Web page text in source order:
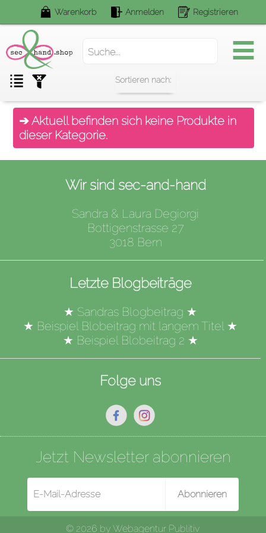
Warenkorb Anmelden Registrieren
➔ Aktuell befinden sich keine Produkte in
dieser Kategorie.
Wir sind sec-and-hand
Sandra & Laura Degiorgi
Bottigenstrasse 27
3018 Bern
Letzte Blogbeiträge
★ Sandras Blogbeitrag ★
★ Beispiel Blobeitrag mit langem Titel★
★ Beispiel Blobeitrag 2 ★
Folge uns
Jetzt Newsletter abonnieren
Abonnieren
© 2026 byWebagentur Publitiv